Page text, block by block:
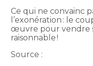
Ce qui ne convainc
l’exonération : le
œuvre pour vendre
raisonnable !
Source :